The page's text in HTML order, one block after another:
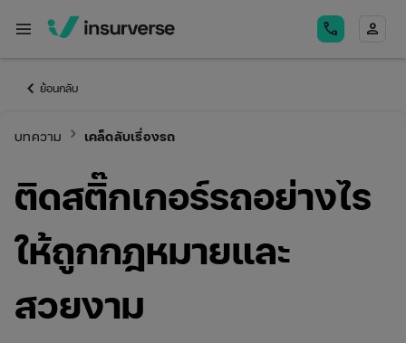
menu call person
keyboard_arrow_left ย้อนกลับ
บทความ keyboard_arrow_right เคล็ดลับเรื่องรถ
ติดสติ๊กเกอร์รถอย่างไร
ให้ถูกกฎหมายและ
สวยงาม